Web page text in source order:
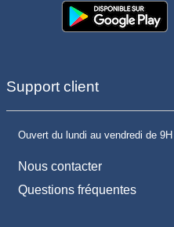
Support client
Ouvert du lundi au vendredi de
Nous contacter
Questions fréquentes